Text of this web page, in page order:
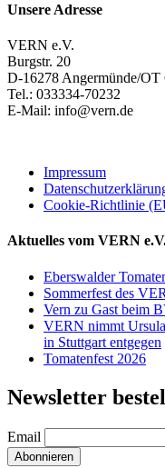
Unsere Adresse
VERN e.V.
Burgstr. 20
D-16278 Angermünde/OT
Tel.: 033334-70232
E-Mail: info@vern.de
Impressum
Cookie-Richtlinie
Aktuelles vom VERN
Eberswalder
Sommerfest des
Vern zu Gast beim
VERN nimmt
in Stuttgart entgegen
Tomatenfest 2026
Newsletter
Email